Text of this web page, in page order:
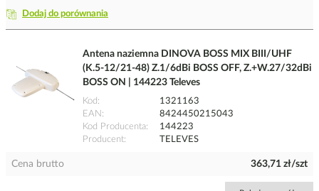
Dodaj do porównania
Antena naziemna DINOVA BOSS MIX BIII/UHF
(K.5-12/21-48) Z.1/6dBi BOSS OFF, Z.+W.27/32dBi
BOSS ON | 144223 Televes
Kod
1321163
EAN
8424450215043
Kod Producenta
144223
Producent
TELEVES
Cena brutto 363,71 zł/szt